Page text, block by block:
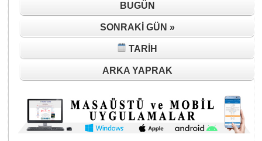
BUGÜN
SONRAKI GÜN »
TARIH
ARKA YAPRAK